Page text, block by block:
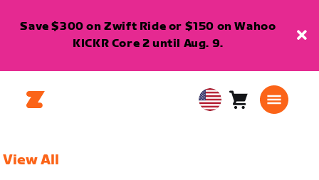
Save $300 on Zwift Ride or $150 on Wahoo
KICKR Core 2 until Aug. 9.
USA Cart0
View All